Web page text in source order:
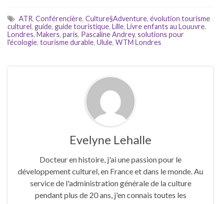
ATR, Conférencière, Culture§Adventure, évolution tourisme
culturel, guide, guide touristique, Lille, Livre enfants au Louuvre,
Londres, Makers, paris, Pascaline Andrey, solutions pour
l'écologie, tourisme durable, Ulule, WTM Londres
Evelyne Lehalle
Docteur en histoire, j'ai une passion pour le
développement culturel, en France et dans le monde. Au
service de l'administration générale de la culture
pendant plus de 20 ans, j'en connais toutes les